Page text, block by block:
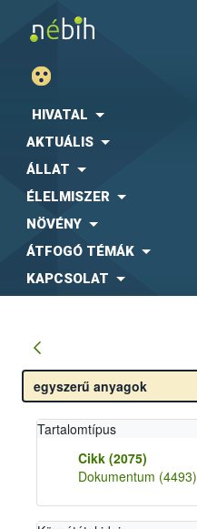
HIVATAL
AKTUÁLIS
ÁLLAT
ÉLELMISZER
NÖVÉNY
ÁTFOGÓ TÉMÁK
KAPCSOLAT
Tartalomtípus
Cikk (2075)
Dokumentum (4493)